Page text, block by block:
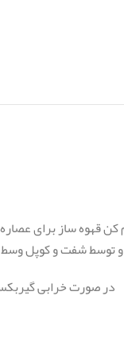
قهوه ساز برای
توسط شفت و کوپل
در صورت خرابی